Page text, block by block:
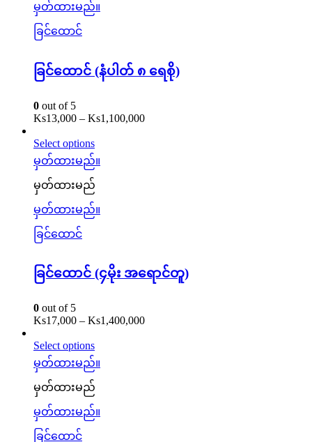
မှတ်ထားမည်။
ခြင်ထောင်
ခြင်ထောင် (နံပါတ် ၈ ရေစို)
0 out of 5
Ks13,000 – Ks1,100,000
Select options
မှတ်ထားမည်။
မှတ်ထားမည်
မှတ်ထားမည်။
ခြင်ထောင်
ခြင်ထောင် (၄မိုး‌ အ‌‌ရောင်တူ)
0 out of 5
Ks17,000 – Ks1,400,000
Select options
မှတ်ထားမည်။
မှတ်ထားမည်
မှတ်ထားမည်။
ခြင်ထောင်